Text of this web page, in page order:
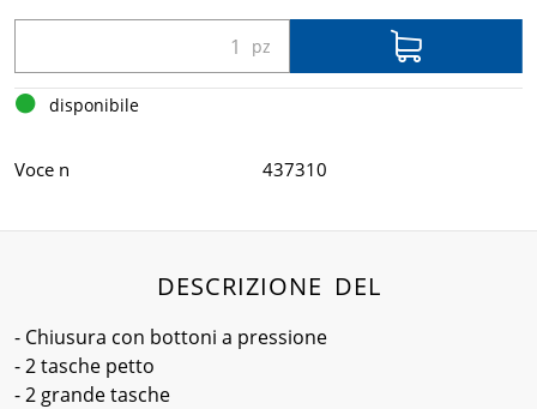
disponibile
Voce n 437310
DESCRIZIONE DEL
- Chiusura con bottoni a pressione
- 2 tasche petto
- 2 grande tasche